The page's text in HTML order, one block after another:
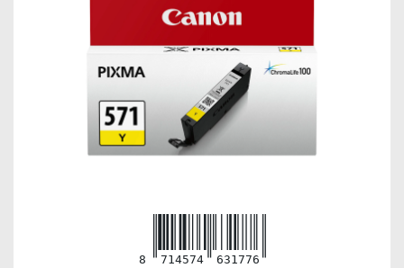
8 714574 631776